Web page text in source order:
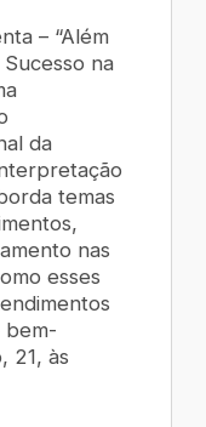
– “Além
na
da
temas
nas
esses
bem-
21, às